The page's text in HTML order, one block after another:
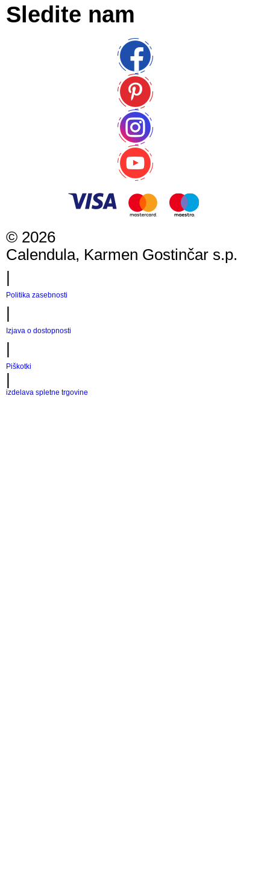
Sledite nam
© 2026
Calendula, Karmen Gostinčar s.p.
|
Politika zasebnosti
|
Izjava o dostopnosti
|
Piškotki
|
izdelava spletne trgovine